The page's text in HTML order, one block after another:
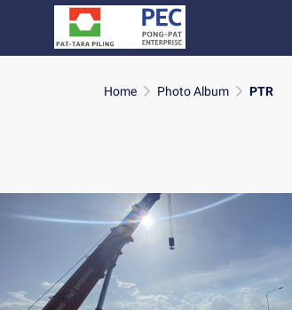
Home Photo Album PTR
งานติดตั้ง BOX SEGMENT